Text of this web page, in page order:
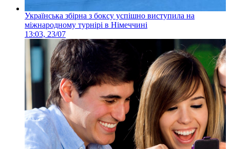
Українська збірна з боксу успішно виступила на
міжнародному турнірі в Німеччині
13:03, 23/07